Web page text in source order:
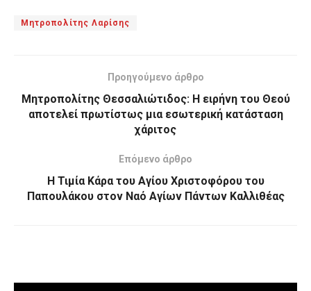
Μητροπολίτης Λαρίσης
Προηγούμενο άρθρο
Μητροπολίτης Θεσσαλιώτιδος: Η ειρήνη του Θεού
αποτελεί πρωτίστως μια εσωτερική κατάσταση
χάριτος
Επόμενο άρθρο
Η Τιμία Κάρα του Αγίου Χριστοφόρου του
Παπουλάκου στον Ναό Αγίων Πάντων Καλλιθέας